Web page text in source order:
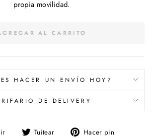
propia movilidad.
AL CARRITO
HACER UN ENVÍO HOY?
DE DELIVERY
CompartirTuitear
Tuitear Hacer pin